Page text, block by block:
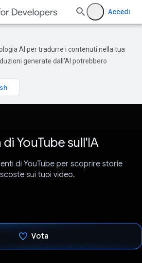
Accedi
AI per tradurre i contenuti nella tua
generate dall'AI potrebbero
YouTube sull'IA
di YouTube per scoprire storie
sui tuoi video.
Vota